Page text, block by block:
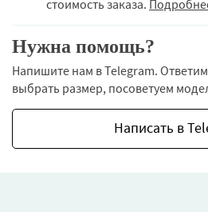
стоимость заказа.
Нужна помощь?
Напишите нам в Telegram.
выбрать размер, посоветуем
Написать в